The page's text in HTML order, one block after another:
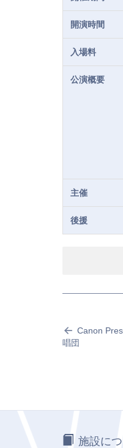
開演時間
入場料
公演概要
主催
後援
Canon
唱団
施設に